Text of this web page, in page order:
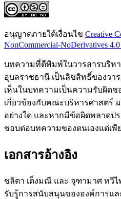
อนุญาตภายใต้เงื่อนไข Creative
NonCommercial-NoDerivatives
บทความที่ตีพิมพ์ในวารสารบริห
อุบลราชธานี เป็นลิขสิทธิ์ของวา
เห็นในบทความเป็นความรับผิด
เกี่ยวข้องกับคณะบริหารศาสตร์
อย่างใด และหากมีข้อผิดพลาดป
ชอบต่อบทความของตนเองแต่เพีย
เอกสารอ้างอิง
ชลิตา เต็งมณี และ จุฑามาศ ทวีไ
รับรู้การสนับสนุนขององค์การแ